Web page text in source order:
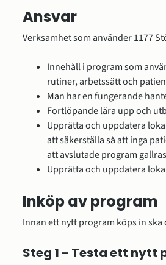
Ansvar
Verksamhet som använder 1177
Innehåll i program som
rutiner, arbetssätt och
Man har en fungerande
Fortlöpande lära upp och
Upprätta och uppdatera
att säkerställa så att inga
att avslutade program
Upprätta och uppdatera
Inköp av program
Innan ett nytt program köps in ska
Steg 1 - Testa ett nytt